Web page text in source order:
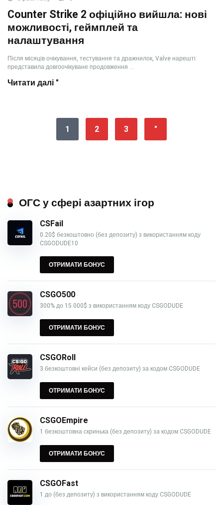
Counter Strike 2 офіційно вийшла: нові
можливості, геймплей та
налаштування
Після місяців очікування, тестування та дражнилок, Valve нарешті
представила довгоочікуване продовження ...
Читати далі "
1 2 3 "
ОГС у сфері азартних ігор
CSFail
0.20$ безкоштовно (без депозиту) з використанням коду
CSGODUDE10
ОТРИМАТИ БОНУС
CSGO500
300% до 15 000$ з використанням коду CSGODUDE
ОТРИМАТИ БОНУС
CSGORoll
3 безкоштовні кейси (без депозиту) за кодом CSGODUDE
ОТРИМАТИ БОНУС
CSGOEmpire
1 безкоштовна скринька (без депозиту) за кодом CSGODUDE
ОТРИМАТИ БОНУС
CSGOFast
1 до (без депозиту) з використанням коду CSGODUDE